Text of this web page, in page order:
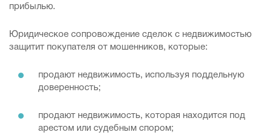
прибылью.
Юридическое сопровождение сделок с недвижимостью
защитит покупателя от мошенников, которые:
продают недвижимость, используя поддельную
доверенность;
продают недвижимость, которая находится под
арестом или судебным спором;